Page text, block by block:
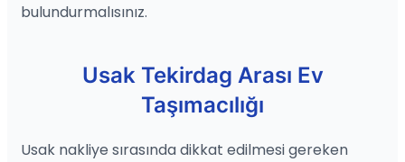
bulundurmalısınız.
Usak Tekirdag Arası Ev
Taşımacılığı
Usak nakliye sırasında dikkat edilmesi gereken